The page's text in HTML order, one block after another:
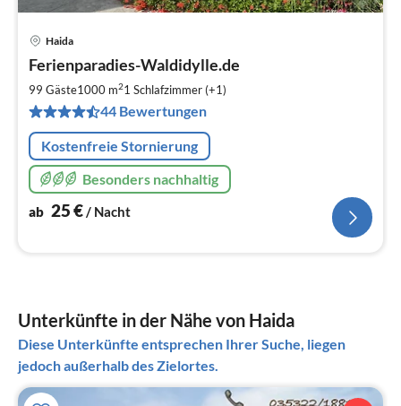
Haida
Ferienparadies-Waldidylle.de
99 Gäste1000 m21 Schlafzimmer (+1)
44 Bewertungen
Kostenfreie Stornierung
Besonders nachhaltig
ab 25€/ Nacht
Unterkünfte in der Nähe von Haida
Diese Unterkünfte entsprechen Ihrer Suche, liegen
jedoch außerhalb des Zielortes.